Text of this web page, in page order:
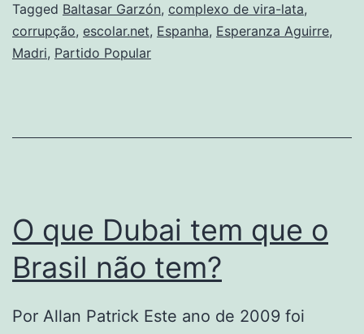
Tagged Baltasar Garzón, complexo de vira-lata,
corrupção, escolar.net, Espanha, Esperanza Aguirre,
Madri, Partido Popular
O que Dubai tem que o
Brasil não tem?
Por Allan Patrick Este ano de 2009 foi